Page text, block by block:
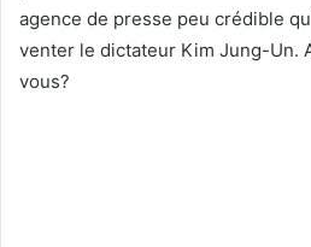
agence de presse peu crédible
venter le dictateur Kim Jung-Un.
vous?